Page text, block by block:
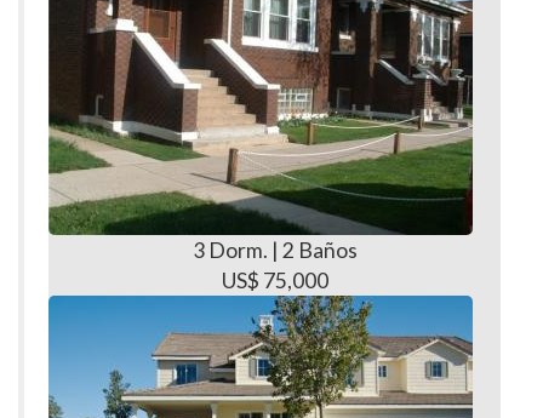
3 Dorm. | 2 Baños
US$ 75,000